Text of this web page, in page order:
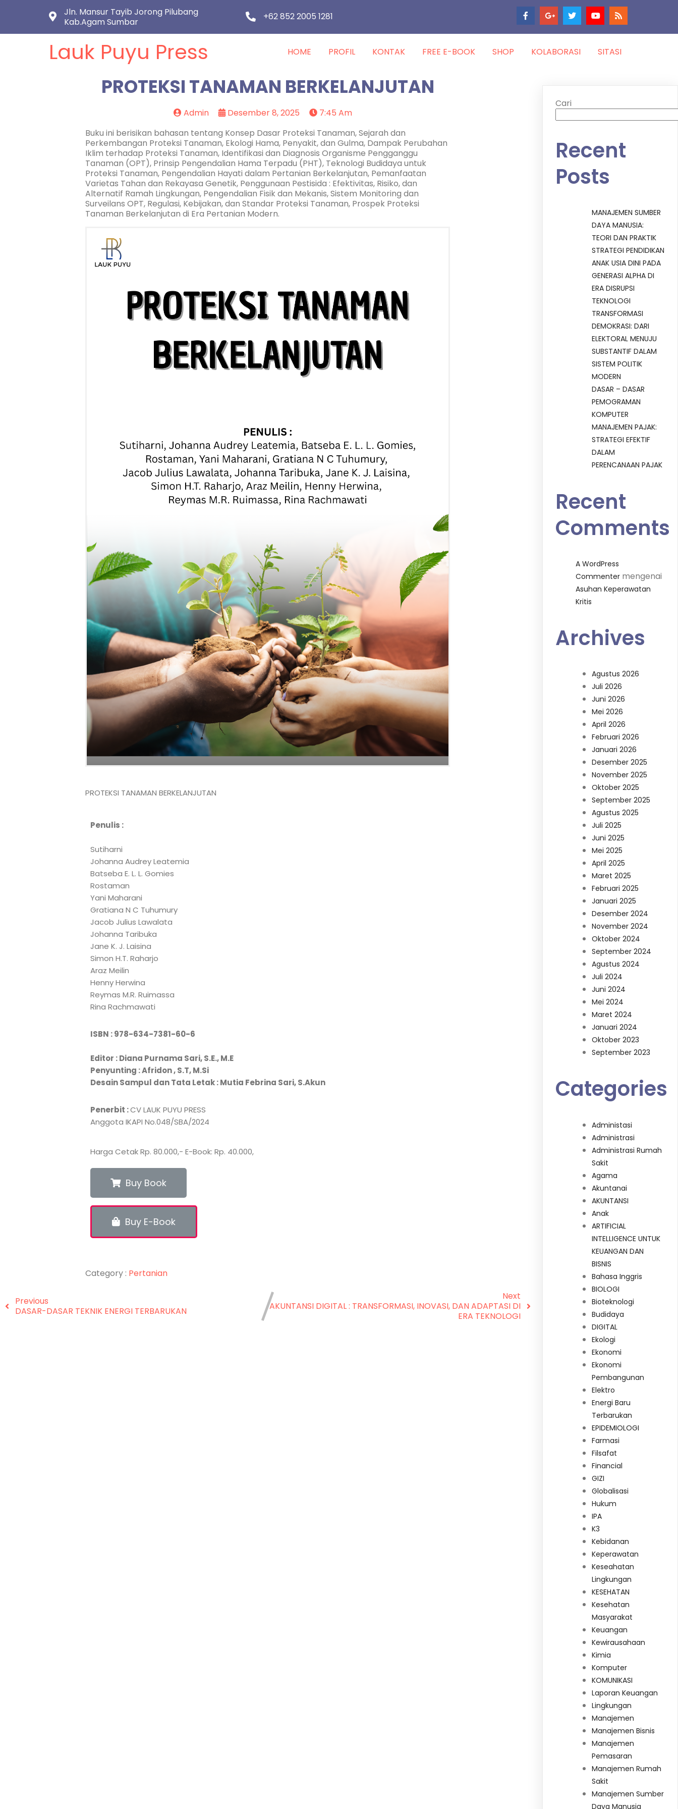
Jln. Mansur Tayib Jorong Pilubang
Kab.Agam Sumbar
+62 852 2005 1281
Lauk Puyu Press HOME PROFIL KONTAK FREE E-BOOK SHOP KOLABORASI SITASI
PROTEKSI TANAMAN BERKELANJUTAN
Admin Desember 8, 2025
7:45 Am
Buku ini berisikan bahasan tentang Konsep Dasar Proteksi Tanaman, Sejarah dan
Perkembangan Proteksi Tanaman, Ekologi Hama, Penyakit, dan Gulma, Dampak Perubahan
Iklim terhadap Proteksi Tanaman, Identifikasi dan Diagnosis Organisme Pengganggu
Tanaman (OPT), Prinsip Pengendalian Hama Terpadu (PHT), Teknologi Budidaya untuk
Proteksi Tanaman, Pengendalian Hayati dalam Pertanian Berkelanjutan, Pemanfaatan
Varietas Tahan dan Rekayasa Genetik, Penggunaan Pestisida : Efektivitas, Risiko, dan
Alternatif Ramah Lingkungan, Pengendalian Fisik dan Mekanis, Sistem Monitoring dan
Surveilans OPT, Regulasi, Kebijakan, dan Standar Proteksi Tanaman, Prospek Proteksi
Tanaman Berkelanjutan di Era Pertanian Modern.
PROTEKSI TANAMAN BERKELANJUTAN
Penulis :
Sutiharni
Johanna Audrey Leatemia
Batseba E. L. L. Gomies
Rostaman
Yani Maharani
Gratiana N C Tuhumury
Jacob Julius Lawalata
Johanna Taribuka
Jane K. J. Laisina
Simon H.T. Raharjo
Araz Meilin
Henny Herwina
Reymas M.R. Ruimassa
Rina Rachmawati
ISBN : 978-634-7381-60-6
Editor : Diana Purnama Sari, S.E., M.E
Penyunting :Afridon , S.T, M.Si
Desain Sampul dan Tata Letak :Mutia Febrina Sari, S.Akun
Penerbit :CV LAUK PUYU PRESS
Anggota IKAPI No.048/SBA/2024
Harga Cetak Rp. 80.000,- E-Book: Rp. 40.000,
Buy Book
Buy E-Book
Category : Pertanian
Previous
DASAR-DASAR TEKNIK ENERGI TERBARUKAN
Next
AKUNTANSI DIGITAL : TRANSFORMASI, INOVASI, DAN ADAPTASI DI
ERA TEKNOLOGI
Cari
Recent
Posts
MANAJEMEN SUMBER
DAYA MANUSIA:
TEORI DAN PRAKTIK
STRATEGI PENDIDIKAN
ANAK USIA DINI PADA
GENERASI ALPHA DI
ERA DISRUPSI
TEKNOLOGI
TRANSFORMASI
DEMOKRASI: DARI
ELEKTORAL MENUJU
SUBSTANTIF DALAM
SISTEM POLITIK
MODERN
DASAR – DASAR
PEMOGRAMAN
KOMPUTER
MANAJEMEN PAJAK:
STRATEGI EFEKTIF
DALAM
PERENCANAAN PAJAK
Recent
Comments
A WordPress
Commenter mengenai
Asuhan Keperawatan
Kritis
Archives
Agustus 2026
Juli 2026
Juni 2026
Mei 2026
April 2026
Februari 2026
Januari 2026
Desember 2025
November 2025
Oktober 2025
September 2025
Agustus 2025
Juli 2025
Juni 2025
Mei 2025
April 2025
Maret 2025
Februari 2025
Januari 2025
Desember 2024
November 2024
Oktober 2024
September 2024
Agustus 2024
Juli 2024
Juni 2024
Mei 2024
Maret 2024
Januari 2024
Oktober 2023
September 2023
Categories
Administasi
Administrasi
Administrasi Rumah
Sakit
Agama
Akuntanai
AKUNTANSI
Anak
ARTIFICIAL
INTELLIGENCE UNTUK
KEUANGAN DAN
BISNIS
Bahasa Inggris
BIOLOGI
Bioteknologi
Budidaya
DIGITAL
Ekologi
Ekonomi
Ekonomi
Pembangunan
Elektro
Energi Baru
Terbarukan
EPIDEMIOLOGI
Farmasi
Filsafat
Financial
GIZI
Globalisasi
Hukum
IPA
K3
Kebidanan
Keperawatan
Keseahatan
Lingkungan
KESEHATAN
Kesehatan
Masyarakat
Keuangan
Kewirausahaan
Kimia
Komputer
KOMUNIKASI
Laporan Keuangan
Lingkungan
Manajemen
Manajemen Bisnis
Manajemen
Pemasaran
Manajemen Rumah
Sakit
Manajemen Sumber
Daya Manusia